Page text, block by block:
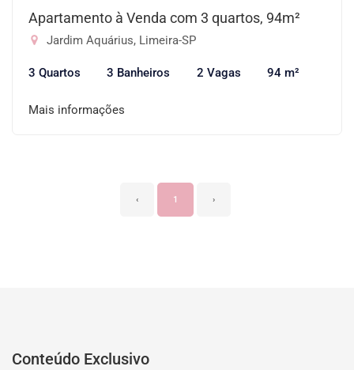
Apartamento à Venda com 3 quartos, 94m²
Jardim Aquárius, Limeira-SP
3 Quartos 3 Banheiros 2 Vagas 94 m²
Mais informações
‹ 1 ›
Conteúdo Exclusivo